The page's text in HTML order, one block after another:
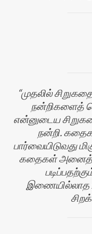
முதலில்
நன்றிகளைத்
என்னுடைய
நன்றி.
பார்வையிடுவது
கதைகள்
இணையில்லாத